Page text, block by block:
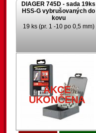
AKCE
UKONČENA
DIAGER 745D - sada 19ks
HSS-G vybrušovaných do
kovu
19 ks (pr. 1 -10 po 0,5 mm)
AKCE
UKONČENA